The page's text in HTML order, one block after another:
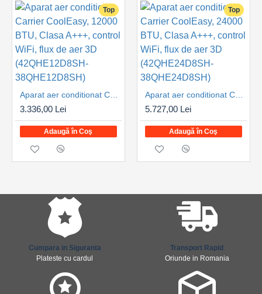
Top
3.336,00 Lei
Adaugă în Coş
Top
Aparat aer conditionat Carrier CoolEasy, 24000 BTU, Clasa A+++, control WiFi, flux de aer 3D (42QHE24D8SH-38QHE24D8SH)
5.727,00 Lei
Adaugă în Coş
Cumpara in Siguranta
Plateste cu cardul
Transport Rapid
Oriunde in Romania